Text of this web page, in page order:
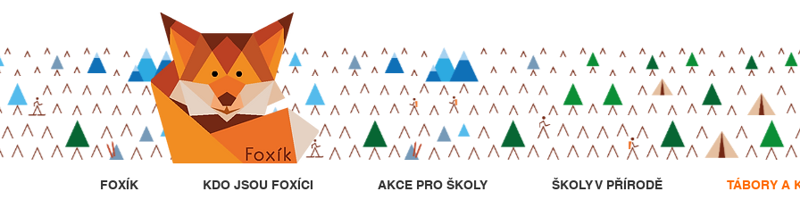
FOXÍK KDO JSOU FOXÍCI AKCE PRO ŠKOLY ŠKOLY V PŘÍRODĚ TÁBORY A